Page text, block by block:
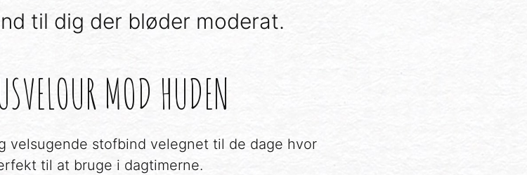
til dig der bløder moderat.
MOD HUDEN
velsugende stofbind velegnet til de dage hvor
til at bruge i dagtimerne.